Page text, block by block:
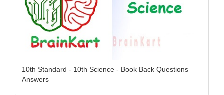
10th Standard - 10th Science - Book Back Questions
Answers